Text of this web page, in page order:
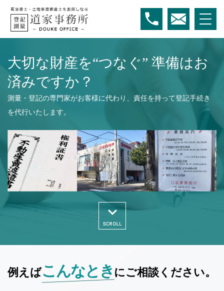
大切な財産を“つなぐ” 準備はお
済みですか？
測量・登記の専門家がお客様に代わり、責任を持って登記手続き
を代行いたします。
例えばこんなとき にご相談ください。